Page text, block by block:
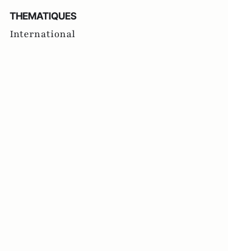
THEMATIQUES
International